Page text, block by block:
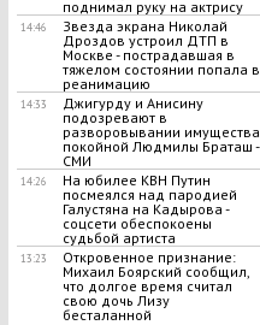
поднимал руку на актрису
14:46
Звезда экрана Николай
Дроздов устроил ДТП в
Москве - пострадавшая в
тяжелом состоянии попала в
реанимацию
14:33
Джигурду и Анисину
подозревают в
разворовывании имущества
покойной Людмилы Браташ -
СМИ
14:26
На юбилее КВН Путин
посмеялся над пародией
Галустяна на Кадырова -
соцсети обеспокоены
судьбой артиста
13:23
Откровенное признание:
Михаил Боярский сообщил,
что долгое время считал
свою дочь Лизу
бесталанной